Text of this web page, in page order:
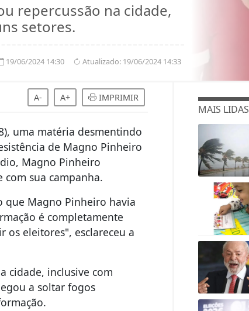
repercussão na cidade,
setores.
Atualizado:19/06/2024 14:33
19/06/2024 14:30
A- A+ IMPRIMIR
uma matéria desmentindo
de Magno Pinheiro
Magno Pinheiro
sua campanha.
que Magno Pinheiro havia
é completamente
os eleitores", esclareceu a
cidade, inclusive com
a soltar fogos
MAIS LIDAS